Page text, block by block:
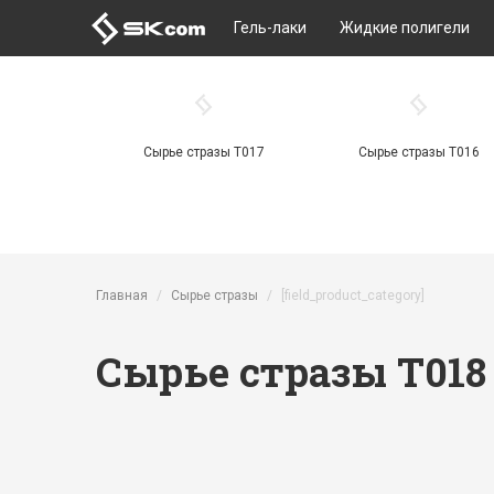
Гель-лаки Жидкие полигели
Сырье стразы Т017 Сырье стразы Т016
Главная Сырье стразы [field_product_category]
Сырье стразы Т018